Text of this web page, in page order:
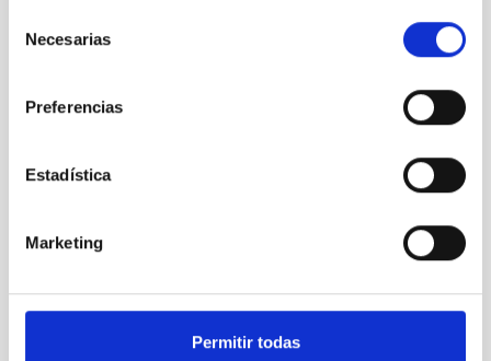
Necesarias
Preferencias
Estadística
Marketing
Permitir todas